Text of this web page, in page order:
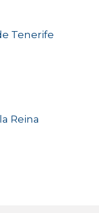
Tenerife
Reina